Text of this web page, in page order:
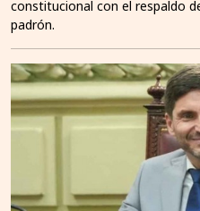
constitucional con el respaldo
padrón.